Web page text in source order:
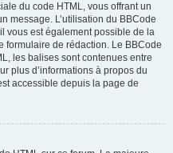
du code HTML, vous offrant un
message. L’utilisation du BBCode
vous est également possible de la
formulaire de rédaction. Le BBCode
les balises sont contenues entre
plus d’informations à propos du
accessible depuis la page de